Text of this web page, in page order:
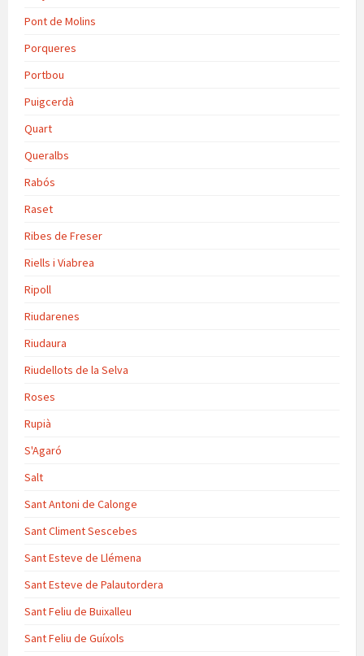
Pont de Molins
Porqueres
Portbou
Puigcerdà
Quart
Queralbs
Rabós
Raset
Ribes de Freser
Riells i Viabrea
Ripoll
Riudarenes
Riudaura
Riudellots de la Selva
Roses
Rupià
S'Agaró
Salt
Sant Antoni de Calonge
Sant Climent Sescebes
Sant Esteve de Llémena
Sant Esteve de Palautordera
Sant Feliu de Buixalleu
Sant Feliu de Guíxols